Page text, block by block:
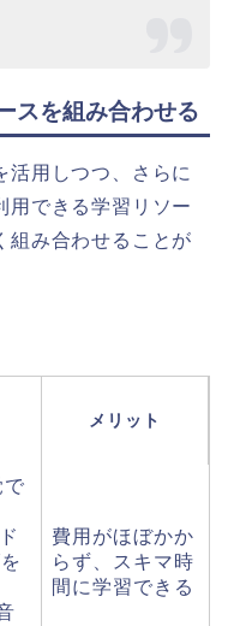
スを組み合わせる
活用しつつ、さらに
用できる学習リソー
組み合わせることが
メリット
で
費用がほぼかか
らず、スキマ時
間に学習できる